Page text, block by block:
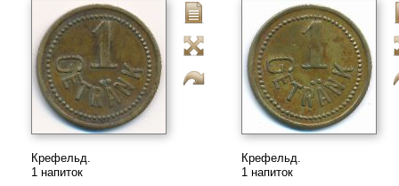
Крефельд.
1 напиток
Крефельд.
1 напиток